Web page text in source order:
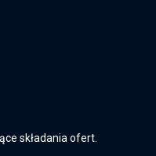
składania ofert.